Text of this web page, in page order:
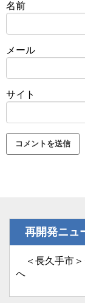
名前
メール
サイト
再開発ニュ
＜長久手市＞
へ